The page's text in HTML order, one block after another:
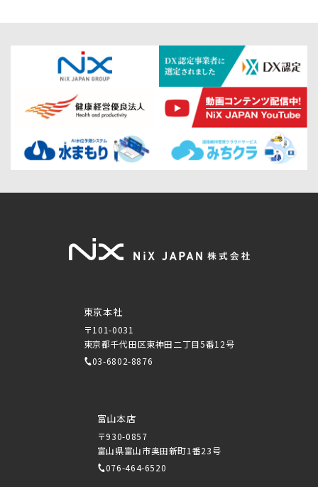
東京本社
〒101-0031
東京都千代田区東神田二丁目5番12号
03-6802-8876
富山本店
〒930-0857
富山県富山市奥田新町1番23号
076-464-6520